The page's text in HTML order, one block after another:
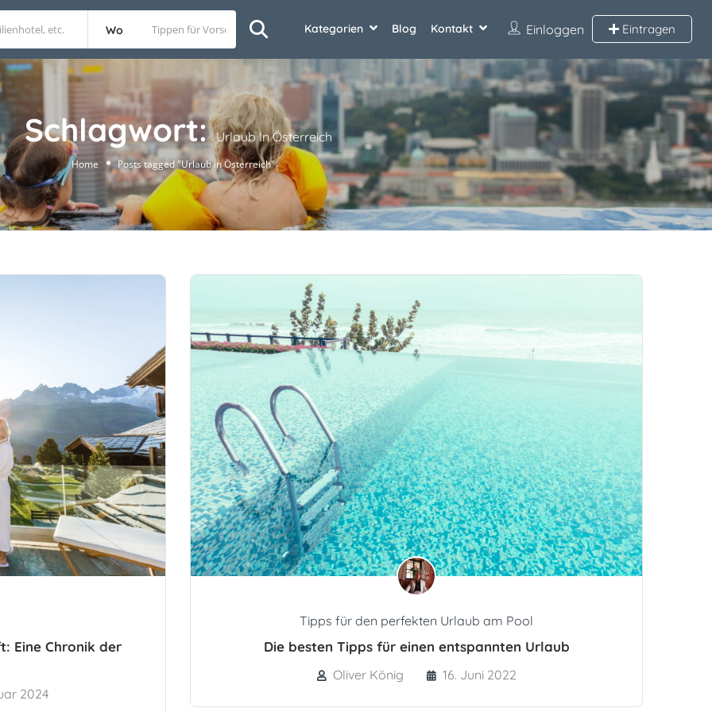
Wo Einloggen Eintragen
Kategorien Blog Kontakt
Schlagwort:Urlaub In Österreich
Home Posts tagged "Urlaub in Österreich"
Eine Chronik der
2024
Tipps für den perfekten Urlaub am Pool
Die besten Tipps für einen entspannten Urlaub
Oliver König 16. Juni 2022